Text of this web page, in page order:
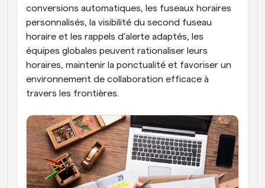
conversions automatiques, les fuseaux horaires
personnalisés, la visibilité du second fuseau
horaire et les rappels d'alerte adaptés, les
équipes globales peuvent rationaliser leurs
horaires, maintenir la ponctualité et favoriser un
environnement de collaboration efficace à
travers les frontières.